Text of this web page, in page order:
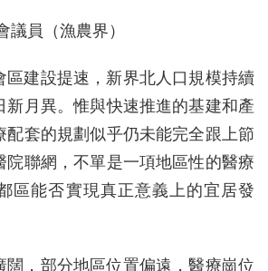
議員（漁農界）
區建設提速，新界北人口規模持續
新月異。惟與快速推進的基建和產
配套的規劃似乎仍未能完全跟上節
院聯網，不單是一項地區性的醫療
區能否實現真正意義上的宜居發
闊，部分地區位置偏遠，醫療崗位